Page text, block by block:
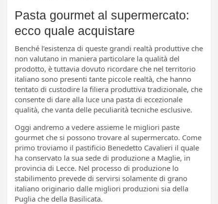
Pasta gourmet al supermercato:
ecco quale acquistare
Benché l’esistenza di queste grandi realtà produttive che
non valutano in maniera particolare la qualità del
prodotto, è tuttavia dovuto ricordare che nel territorio
italiano sono presenti tante piccole realtà, che hanno
tentato di custodire la filiera produttiva tradizionale, che
consente di dare alla luce una pasta di eccezionale
qualità, che vanta delle peculiarità tecniche esclusive.
Oggi andremo a vedere assieme le migliori paste
gourmet che si possono trovare al supermercato. Come
primo troviamo il pastificio Benedetto Cavalieri il quale
ha conservato la sua sede di produzione a Maglie, in
provincia di Lecce. Nel processo di produzione lo
stabilimento prevede di servirsi solamente di grano
italiano originario dalle migliori produzioni sia della
Puglia che della Basilicata.